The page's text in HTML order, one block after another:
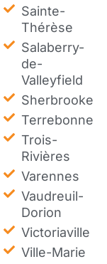
Sainte-
Thérèse
Salaberry-
de-
Valleyfield
Sherbrooke
Terrebonne
Trois-
Rivières
Varennes
Vaudreuil-
Dorion
Victoriaville
Ville-Marie